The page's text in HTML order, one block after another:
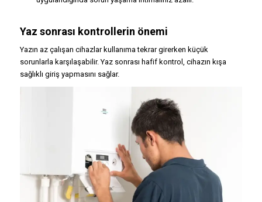
Yaz sonrası kontrollerin önemi
Yazın az çalışan cihazlar kullanıma tekrar girerken küçük
sorunlarla karşılaşabilir. Yaz sonrası hafif kontrol, cihazın kışa
sağlıklı giriş yapmasını sağlar.